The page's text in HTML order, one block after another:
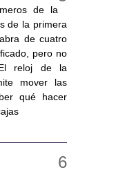
de la
de la primera
de cuatro
pero no
reloj de la
mover las
qué hacer